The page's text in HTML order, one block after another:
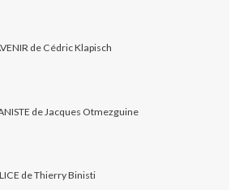
de Cédric Klapisch
de Jacques Otmezguine
de Thierry Binisti